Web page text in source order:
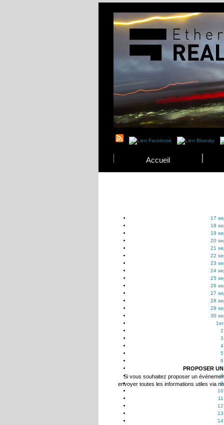
Accueil
17
18
19
20
21
22
23
24
25
26
27
28
29
30
PROPOSER
Si vous souhaitez proposer un
envoyer toutes les informations utiles via